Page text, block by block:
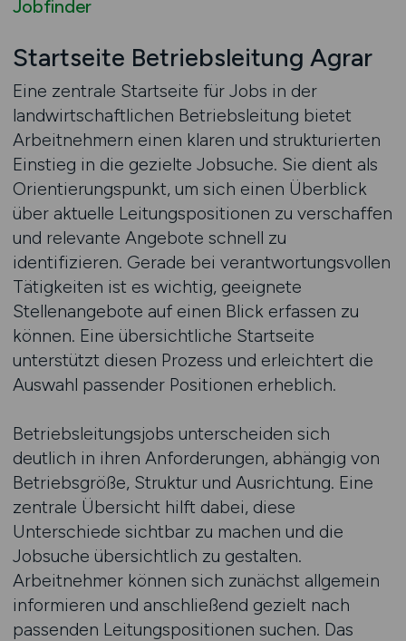
Jobfinder
Startseite Betriebsleitung Agrar
Eine zentrale Startseite für Jobs in der
landwirtschaftlichen Betriebsleitung bietet
Arbeitnehmern einen klaren und strukturierten
Einstieg in die gezielte Jobsuche. Sie dient als
Orientierungspunkt, um sich einen Überblick
über aktuelle Leitungspositionen zu verschaffen
und relevante Angebote schnell zu
identifizieren. Gerade bei verantwortungsvollen
Tätigkeiten ist es wichtig, geeignete
Stellenangebote auf einen Blick erfassen zu
können. Eine übersichtliche Startseite
unterstützt diesen Prozess und erleichtert die
Auswahl passender Positionen erheblich.
Betriebsleitungsjobs unterscheiden sich
deutlich in ihren Anforderungen, abhängig von
Betriebsgröße, Struktur und Ausrichtung. Eine
zentrale Übersicht hilft dabei, diese
Unterschiede sichtbar zu machen und die
Jobsuche übersichtlich zu gestalten.
Arbeitnehmer können sich zunächst allgemein
informieren und anschließend gezielt nach
passenden Leitungspositionen suchen. Das